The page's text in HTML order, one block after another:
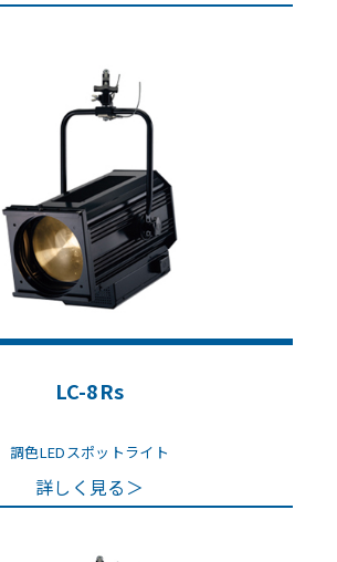
LC-8Rs
調色LEDスポットライト
詳しく見る＞